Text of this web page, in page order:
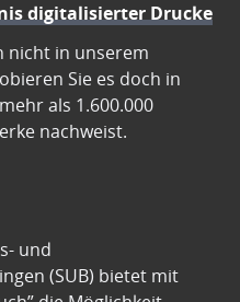
digitalisierter Drucke
nicht in unserem
Sie es doch in
als 1.600.000
nachweist.
und
(SUB) bietet mit